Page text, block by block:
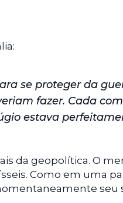
se proteger da
fazer. Cada
estava
da geopolítica. O
Como em uma
seu